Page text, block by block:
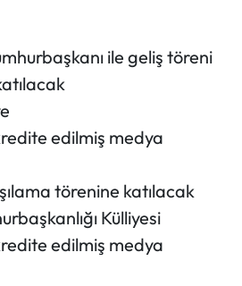
ile geliş töreni
edilmiş medya
törenine katılacak
Külliyesi
edilmiş medya